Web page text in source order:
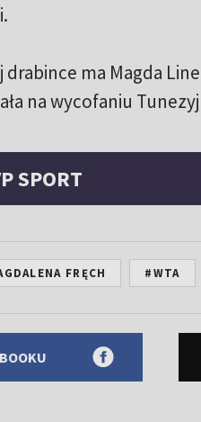
drabince ma Magda
na wycofaniu
SPORT
FRĘCH #WTA